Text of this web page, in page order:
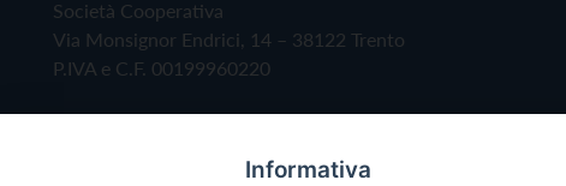
Società Cooperativa
Via Monsignor Endrici, 14 – 38122 Trento
P.IVA e C.F. 00199960220
Informativa